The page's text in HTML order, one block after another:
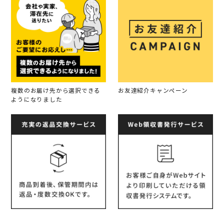
複数のお届け先から選択できる
ようになりました
お友達紹介キャンペーン